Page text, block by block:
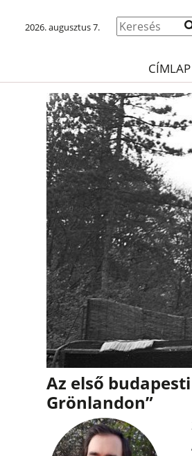
2026. augusztus 7.
CÍMLAP
Az első
Grönlandon”